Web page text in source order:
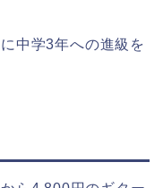
中学3年への進級を